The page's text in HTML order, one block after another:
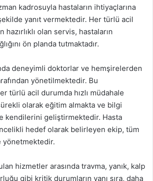
kadrosuyla hastaların ihtiyaçlarına
yanıt vermektedir. Her türlü acil
hazırlıklı olan servis, hastaların
ön planda tutmaktadır.
deneyimli doktorlar ve hemşirelerden
yönetilmektedir. Bu
türlü acil durumda hızlı müdahale
olarak eğitim almakta ve bilgi
kendilerini geliştirmektedir. Hasta
hedef olarak belirleyen ekip, tüm
hizmetler arasında travma, yanık, kalp
gibi kritik durumların yanı sıra, daha